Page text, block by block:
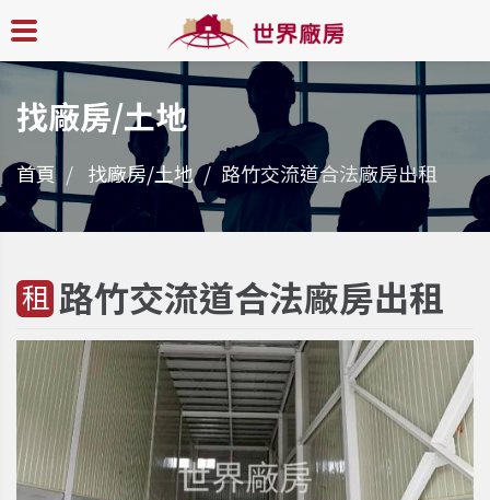
找廠房/土地
首頁 找廠房/土地 路竹交流道合法廠房出租
租 路竹交流道合法廠房出租